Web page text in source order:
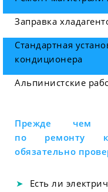
Заправка
Стандартная
кондиционера
Альпинистские
Прежде чем
по ремонту
обязательно
Есть ли